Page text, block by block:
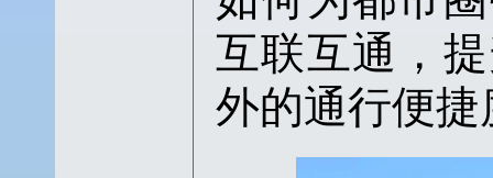
互联互通，
外的通行便